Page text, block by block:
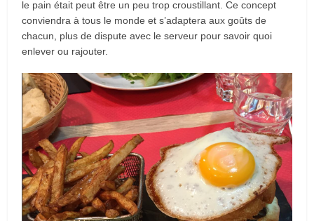
le pain était peut être un peu trop croustillant. Ce concept
conviendra à tous le monde et s’adaptera aux goûts de
chacun, plus de dispute avec le serveur pour savoir quoi
enlever ou rajouter.